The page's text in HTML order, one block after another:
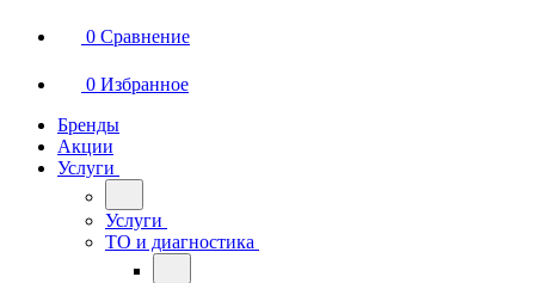
0 Сравнение
0 Избранное
Бренды
Акции
Услуги
Услуги
ТО и диагностика